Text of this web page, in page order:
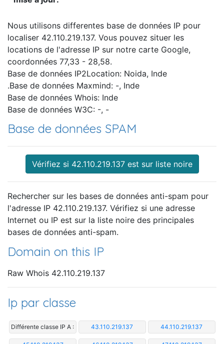
Nous utilisons differentes base de données IP pour
localiser 42.110.219.137. Vous pouvez situer les
locations de l'adresse IP sur notre carte Google,
coordonnées 77,33 - 28,58.
Base de données IP2Location: Noida, Inde
.Base de données Maxmind: -, Inde
Base de données Whois: Inde
Base de données W3C: -, -
Base de données SPAM
Vérifiez si 42.110.219.137 est sur liste noire
Rechercher sur les bases de données anti-spam pour
l'adresse IP 42.110.219.137. Vérifiez si une adresse
Internet ou IP est sur la liste noire des principales
bases de données anti-spam.
Domain on this IP
Raw Whois 42.110.219.137
Ip par classe
Différente classe IP A : 43.110.219.137 44.110.219.137